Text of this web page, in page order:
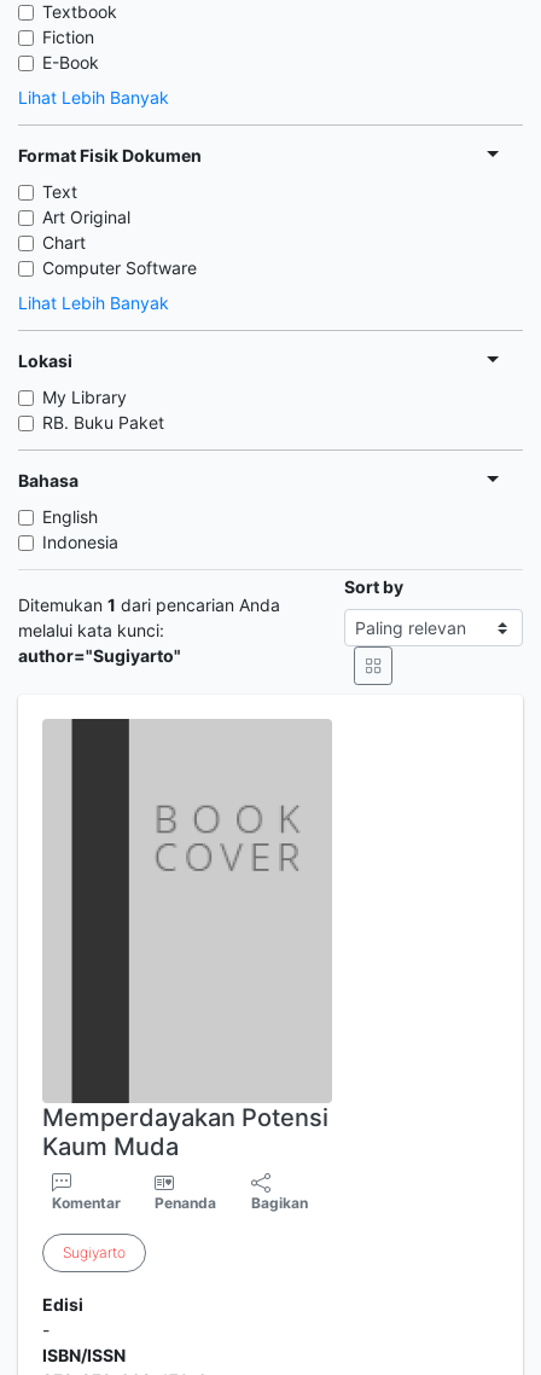
Textbook
Fiction
E-Book
Lihat Lebih Banyak
Format Fisik Dokumen
Text
Art Original
Chart
Computer Software
Lihat Lebih Banyak
Lokasi
My Library
RB. Buku Paket
Bahasa
English
Indonesia
Ditemukan 1 dari pencarian Anda
melalui kata kunci:
author="Sugiyarto"
Sort by
Memperdayakan Potensi
Kaum Muda
Komentar Penanda Bagikan
Sugiyarto
Edisi
-
ISBN/ISSN